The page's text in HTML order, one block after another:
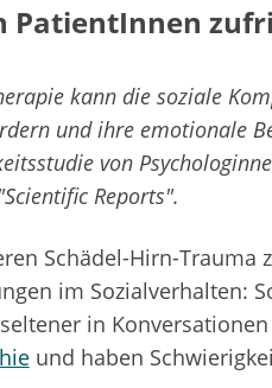
PatientInnen
kann die soziale
und ihre emotionale
von
Reports".
Schädel-Hirn-Trauma
im Sozialverhalten:
in
und haben